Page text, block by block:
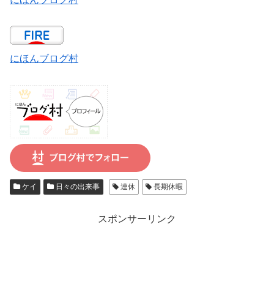
にほんブログ村
ケイ 日々の出来事 連休 長期休暇
スポンサーリンク